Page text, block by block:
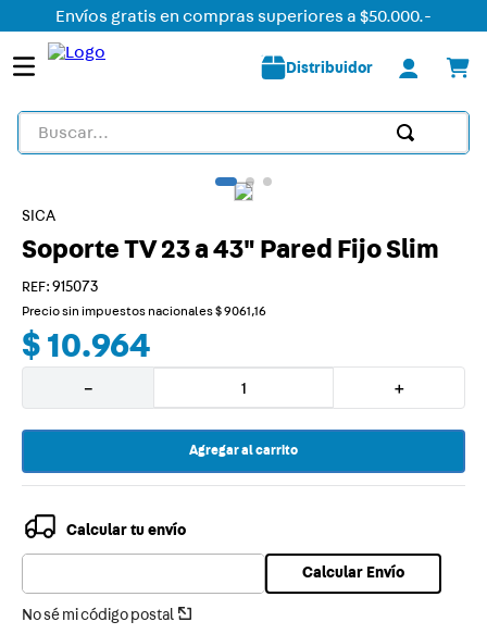
Envíos gratis en compras superiores a $50.000.-
Distribuidor
Buscar...
SICA
Soporte TV 23 a 43" Pared Fijo Slim
: 915073
Precio sin impuestos nacionales$9061,16
$ 10.964
＋
－
Agregar al carrito
Calcular tu envío
No sé mi código postal
Calcular Envío
TÉRMINOS MÁS BUSCADOS
1.
2.
tomacorriente
3.
usb
liston led
5.
caja
7.
plafon
8.
tomacorrientes
9.
10. termica